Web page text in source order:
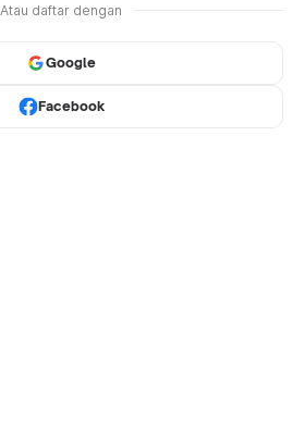
Atau daftar dengan
Google
Facebook